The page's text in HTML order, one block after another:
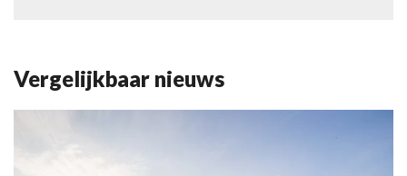
Vergelijkbaar nieuws